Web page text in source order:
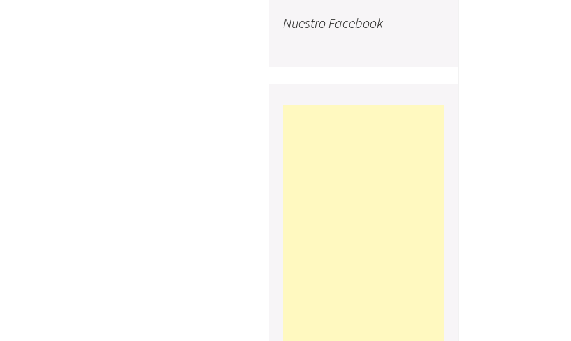
Nuestro Facebook